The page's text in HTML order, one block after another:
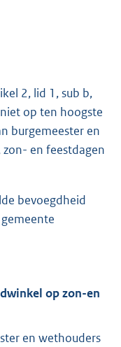
2, lid 1, sub b,
op ten hoogste
burgemeester en
en feestdagen
bevoegdheid
op zon-en
en wethouders